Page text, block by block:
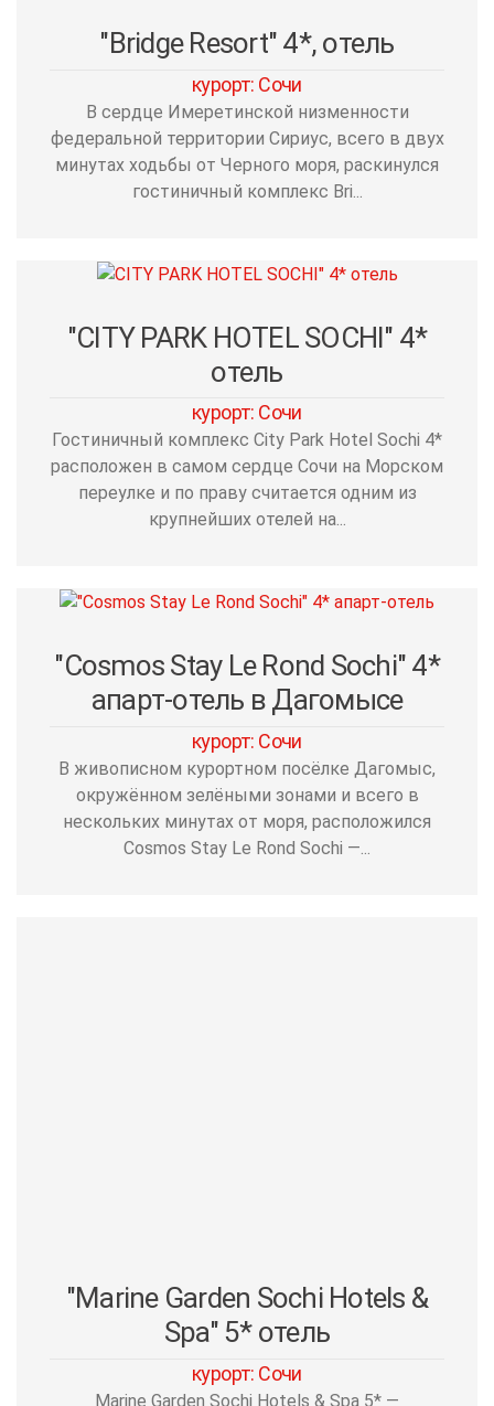
"Bridge Resort" 4*, отель
курорт: Сочи
В сердце Имеретинской низменности
федеральной территории Сириус, всего в двух
минутах ходьбы от Черного моря, раскинулся
гостиничный комплекс Bri...
"CITY PARK HOTEL SOCHI" 4*
отель
курорт: Сочи
Гостиничный комплекс City Park Hotel Sochi 4*
расположен в самом сердце Сочи на Морском
переулке и по праву считается одним из
крупнейших отелей на...
"Cosmos Stay Le Rond Sochi" 4*
апарт-отель в Дагомысе
курорт: Сочи
В живописном курортном посёлке Дагомыс,
окружённом зелёными зонами и всего в
нескольких минутах от моря, расположился
Cosmos Stay Le Rond Sochi —...
"Marine Garden Sochi Hotels &
Spa" 5* отель
курорт: Сочи
Marine Garden Sochi Hotels & Spa 5* —